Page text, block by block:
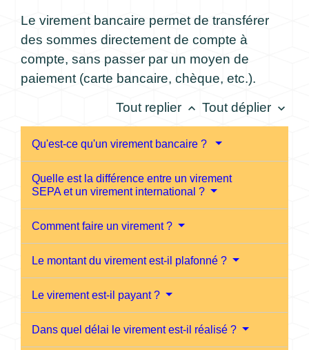
Le virement bancaire permet de transférer
des sommes directement de compte à
compte, sans passer par un moyen de
paiement (carte bancaire, chèque, etc.).
Tout replier keyboard_arrow_up Tout déplier keyboard_arrow_down
Qu'est-ce qu'un virement bancaire ?
Quelle est la différence entre un virement
SEPA et un virement international ?
Comment faire un virement ?
Le montant du virement est-il plafonné ?
Le virement est-il payant ?
Dans quel délai le virement est-il réalisé ?